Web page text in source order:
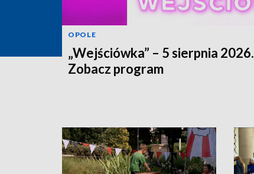
OPOLE
„Wejściówka” – 5 sierpnia 2026.
Zobacz program